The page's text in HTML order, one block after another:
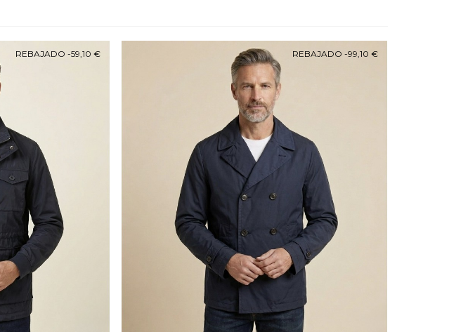
REBAJADO -59,10 € REBAJADO -99,10 €